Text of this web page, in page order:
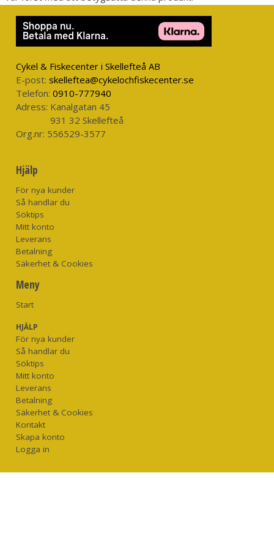
Cykel & Fiskecenter i Skellefteå AB
E-post: skelleftea@cykelochfiskecenter.se
Telefon: 0910-777940
Adress: Kanalgatan 45
931 32 Skellefteå
Org.nr: 556529-3577
Hjälp
För nya kunder
Så handlar du
Söktips
Mitt konto
Leverans
Betalning
Säkerhet & Cookies
Meny
Start
HJÄLP
För nya kunder
Så handlar du
Söktips
Mitt konto
Leverans
Betalning
Säkerhet & Cookies
Kontakt
Skapa konto
Logga in